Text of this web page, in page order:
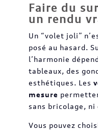
Faire du
un rendu
Un “volet joli”
posé au hasard.
l’harmonie
tableaux, des
esthétiques. Les
mesure
sans bricolage, ni
Vous pouvez